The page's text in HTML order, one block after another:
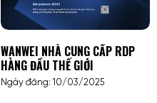
WANWEI NHÀ CUNG CẤP RDP
HÀNG ĐẦU THẾ GIỚI
Ngày đăng: 10/03/2025